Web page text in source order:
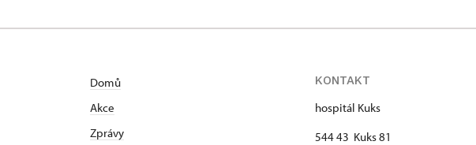
Domů
Akce
Zprávy
KONTAKT
hospitál Kuks
544 43 Kuks 81